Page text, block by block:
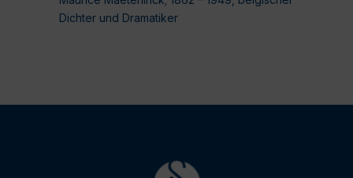
Dichter und Dramatiker